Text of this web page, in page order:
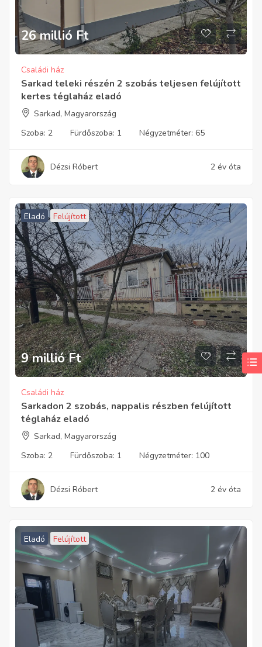
26 millió Ft
Családi ház
Sarkad teleki részén 2 szobás teljesen felújított
kertes téglaház eladó
Sarkad, Magyarország
Szoba: 2 Fürdőszoba: 1 Négyzetméter: 65
Dézsi Róbert 2 év óta
Eladó Felújított
9 millió Ft
Családi ház
Sarkadon 2 szobás, nappalis részben felújított
téglaház eladó
Sarkad, Magyarország
Szoba: 2 Fürdőszoba: 1 Négyzetméter: 100
Dézsi Róbert 2 év óta
Eladó Felújított